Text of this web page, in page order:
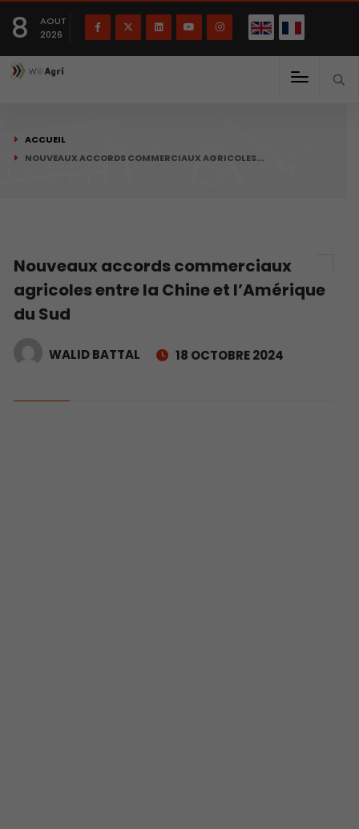
8
AOUT
2026
ACCUEIL
NOUVEAUX ACCORDS COMMERCIAUX AGRICOLES…
Nouveaux accords commerciaux
agricoles entre la Chine et l’Amérique
du Sud
WALID BATTAL 18 OCTOBRE 2024
Français English(English)